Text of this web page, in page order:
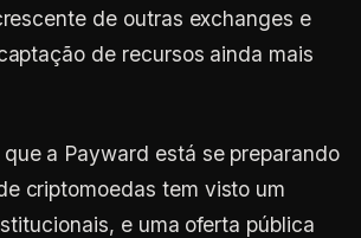
de outras exchanges e
de recursos ainda mais
a Payward está se preparando
criptomoedas tem visto um
e uma oferta pública